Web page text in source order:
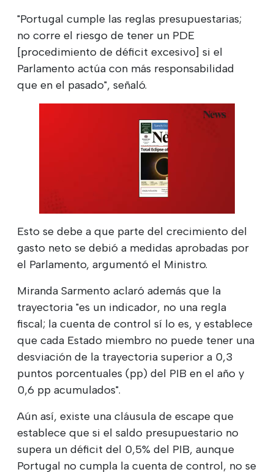
"Portugal cumple las reglas presupuestarias;
no corre el riesgo de tener un PDE
[procedimiento de déficit excesivo] si el
Parlamento actúa con más responsabilidad
que en el pasado", señaló.
Esto se debe a que parte del crecimiento del
gasto neto se debió a medidas aprobadas por
el Parlamento, argumentó el Ministro.
Miranda Sarmento aclaró además que la
trayectoria "es un indicador, no una regla
fiscal; la cuenta de control sí lo es, y establece
que cada Estado miembro no puede tener una
desviación de la trayectoria superior a 0,3
puntos porcentuales (pp) del PIB en el año y
0,6 pp acumulados".
Aún así, existe una cláusula de escape que
establece que si el saldo presupuestario no
supera un déficit del 0,5% del PIB, aunque
Portugal no cumpla la cuenta de control, no se